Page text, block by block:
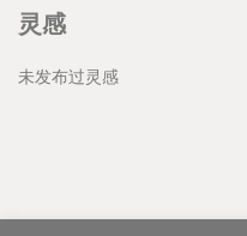
灵感
未发布过灵感